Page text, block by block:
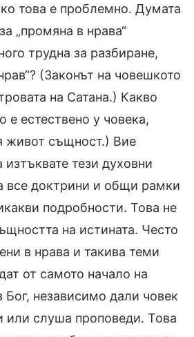
това е проблемно. Думата
„промяна в нрава“
трудна за разбиране,
(Законът на човешкото
на Сатана.) Какво
е естествено у човека,
живот същност.) Вие
тези духовни
все доктрини и общи рамки
подробности. Това не
на истината. Често
в нрава и такива теми
от самото начало на
Бог, независимо дали човек
или слуша проповеди. Това